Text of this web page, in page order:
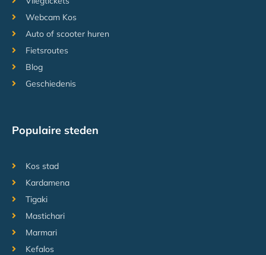
Webcam Kos
Auto of scooter huren
Fietsroutes
Blog
Geschiedenis
Populaire steden
Kos stad
Kardamena
Tigaki
Mastichari
Marmari
Kefalos